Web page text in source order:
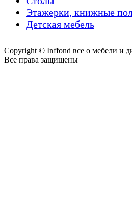
Этажерки, книжные
Детская мебель
Copyright © Inffond все о мебели и
Все права защищены